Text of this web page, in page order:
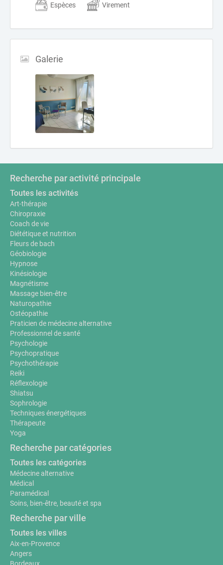
Espèces
Virement
Galerie
Recherche par activité principale
Toutes les activités
Art-thérapie
Chiropraxie
Coach de vie
Diététique et nutrition
Fleurs de bach
Géobiologie
Hypnose
Kinésiologie
Magnétisme
Massage bien-être
Naturopathie
Ostéopathie
Praticien de médecine alternative
Professionnel de santé
Psychologie
Psychopratique
Psychothérapie
Reiki
Réflexologie
Shiatsu
Sophrologie
Techniques énergétiques
Thérapeute
Yoga
Recherche par catégories
Toutes les catégories
Médecine alternative
Médical
Paramédical
Soins, bien-être, beauté et spa
Recherche par ville
Toutes les villes
Aix-en-Provence
Angers